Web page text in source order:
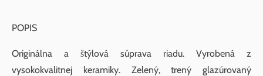
POPIS
Originálna a štýlová súprava riadu. Vyrobená z
vysokokvalitnej keramiky. Zelený, trený glazúrovaný